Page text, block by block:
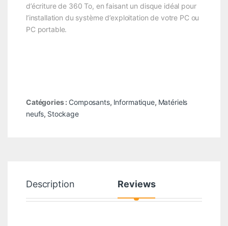
d’écriture de 360 To, en faisant un disque idéal pour
l’installation du système d’exploitation de votre PC ou
PC portable.
Catégories : Composants, Informatique, Matériels
neufs, Stockage
Description Reviews